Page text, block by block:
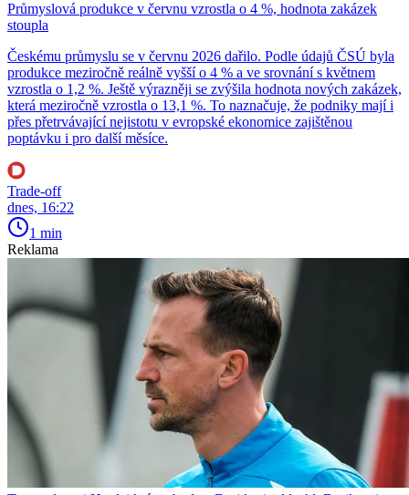
Průmyslová produkce v červnu vzrostla o 4 %, hodnota zakázek
stoupla
Českému průmyslu se v červnu 2026 dařilo. Podle údajů ČSÚ byla
produkce meziročně reálně vyšší o 4 % a ve srovnání s květnem
vzrostla o 1,2 %. Ještě výrazněji se zvýšila hodnota nových zakázek,
která meziročně vzrostla o 13,1 %. To naznačuje, že podniky mají i
přes přetrvávající nejistotu v evropské ekonomice zajištěnou
poptávku i pro další měsíce.
Trade-off
dnes, 16:22
1 min
Reklama